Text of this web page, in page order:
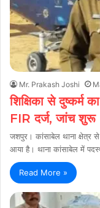
Mr. Prakash Joshi
शिक्षिका से दुष्कर्म
FIR दर्ज, जांच शुरू
जशपुर। कांसाबेल थाना क्षेत्र से
आया है। थाना कांसाबेल में
Read More »